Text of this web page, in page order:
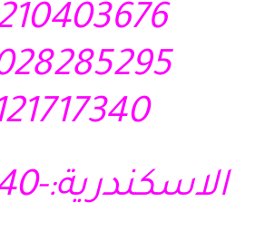
الاسكندرية:-01016002740